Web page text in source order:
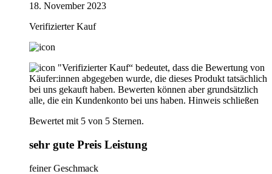
18. November 2023
Verifizierter Kauf
"Verifizierter Kauf“ bedeutet, dass die Bewertung von
Käufer:innen abgegeben wurde, die dieses Produkt tatsächlich
bei uns gekauft haben. Bewerten können aber grundsätzlich
alle, die ein Kundenkonto bei uns haben. Hinweis schließen
Bewertet mit 5 von 5 Sternen.
sehr gute Preis Leistung
feiner Geschmack